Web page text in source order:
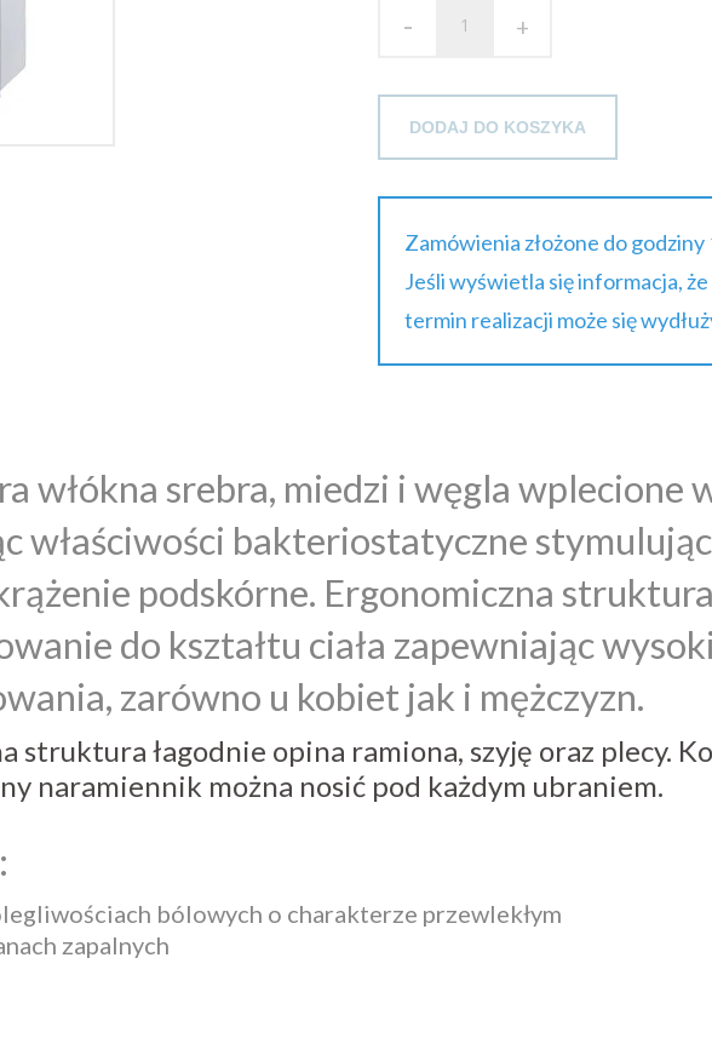
- +
DODAJ DO KOSZYKA
Zamówienia złożone do
Jeśli wyświetla się informacja,
termin realizacji może się
włókna srebra, miedzi i węgla wplecione
właściwości bakteriostatyczne
podskórne. Ergonomiczna
do kształtu ciała zapewniając
zarówno u kobiet jak i mężczyzn.
struktura łagodnie opina ramiona, szyję oraz plecy.
naramiennik można nosić pod każdym ubraniem.
bólowych o charakterze przewlekłym
zapalnych